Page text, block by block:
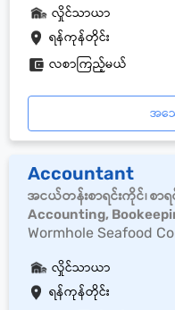
ရန်ကုန်တိုင်း
လှိုင်သာယာ
လစာကြည့်မယ်
အသ
Accountant
အငယ်တန်းစာရင်းကိုင်၊ စာရ
Accounting,
Wormhole Seafood
ရန်ကုန်တိုင်း
လှိုင်သာယာ